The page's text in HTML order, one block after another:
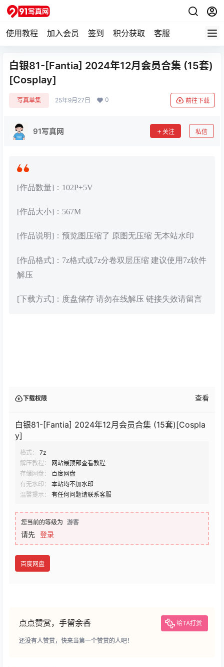
使用教程 加入会员 签到 积分获取 客服
白银81-[Fantia] 2024年12月会员合集 (15套)
[Cosplay]
写真单集 25年9月27日 0 前往下载
91写真网 关注 私信
[作品数量]：102P+5V
[作品大小]：567M
[作品说明]：预览图压缩了 原图无压缩 无本站水印
[作品格式]：7z格式或7z分卷双层压缩 建议使用7z软件
解压
[下载方式]：度盘储存 请勿在线解压 链接失效请留言
下载权限 查看
白银81-[Fantia] 2024年12月会员合集 (15套)[Cospla
y]
格式：
7z
解压教程：
网站最顶部查看教程
存储网盘：
百度网盘
有无水印：
本站均不加水印
温馨提示：
有任何问题请联系客服
您当前的等级为 游客
请先 登录
百度网盘
点点赞赏，手留余香 给TA打赏
还没有人赞赏，快来当第一个赞赏的人吧！